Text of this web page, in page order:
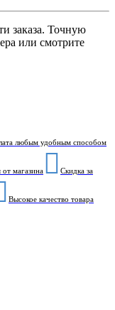
заказа. Точную
или смотрите
любым удобным способом
от магазина Скидка за
Высокое качество товара